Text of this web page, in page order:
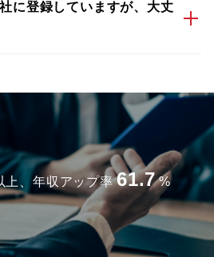
に登録していますが、大丈
上、年収アップ率 61.7 %